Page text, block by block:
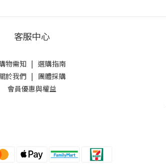
客服中心
物需知| 選購指南
於我們| 團體採購
會員優惠與權益